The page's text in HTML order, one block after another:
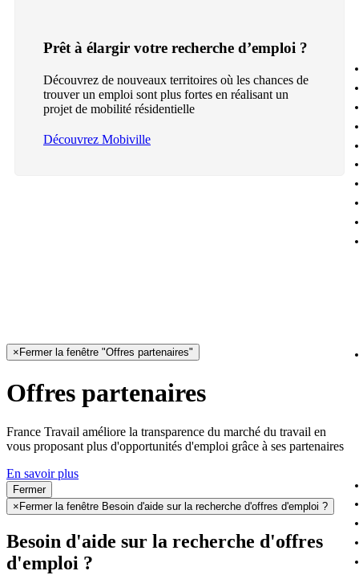
Prêt à élargir votre recherche d’emploi ?
Découvrez de nouveaux territoires où les chances de
trouver un emploi sont plus fortes en réalisant un
projet de mobilité résidentielle
Découvrez Mobiville
× Fermer la fenêtre "Offres partenaires"
Offres partenaires
France Travail améliore la transparence du marché du travail en
vous proposant plus d'opportunités d'emploi grâce à ses partenaires
En savoir plus
Fermer
× Fermer la fenêtre Besoin d'aide sur la recherche d'offres d'emploi ?
Besoin d'aide sur la recherche d'offres
d'emploi ?